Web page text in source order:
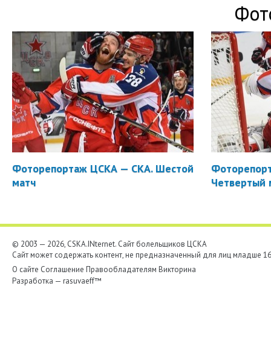
Фоторепортаж ЦСКА — СКА. Шестой
матч
Четвертый
© 2003 — 2026, CSKA.INternet. Cайт болельщиков ЦСКА
Сайт может содержать контент, не предназначенный для лиц младше
О сайте Соглашение Правообладателям Викторина
Разработка — rasuvaeff™